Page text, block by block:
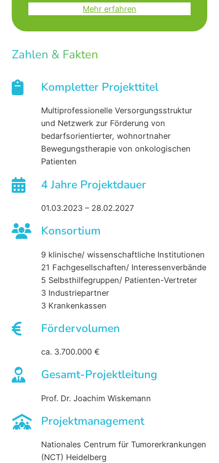
Mehr erfahren
Zahlen & Fakten
Kompletter Projekttitel
Multiprofessionelle Versorgungsstruktur
und Netzwerk zur Förderung von
bedarfsorientierter, wohnortnaher
Bewegungstherapie von onkologischen
Patienten
4 Jahre Projektdauer
01.03.2023 – 28.02.2027
Konsortium
9 klinische/ wissenschaftliche Institutionen
21 Fachgesellschaften/ Interessenverbände
5 Selbsthilfegruppen/ Patienten-Vertreter
3 Industriepartner
3 Krankenkassen
Fördervolumen
ca. 3.700.000 €
Gesamt-Projektleitung
Prof. Dr. Joachim Wiskemann
Projektmanagement
Nationales Centrum für Tumorerkrankungen
(NCT) Heidelberg